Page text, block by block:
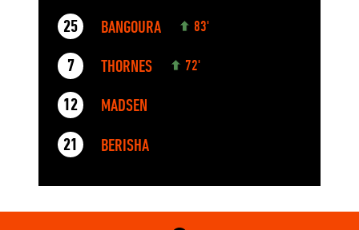
25 BANGOURA 83'
7 THORNES 72'
12 MADSEN
21 BERISHA